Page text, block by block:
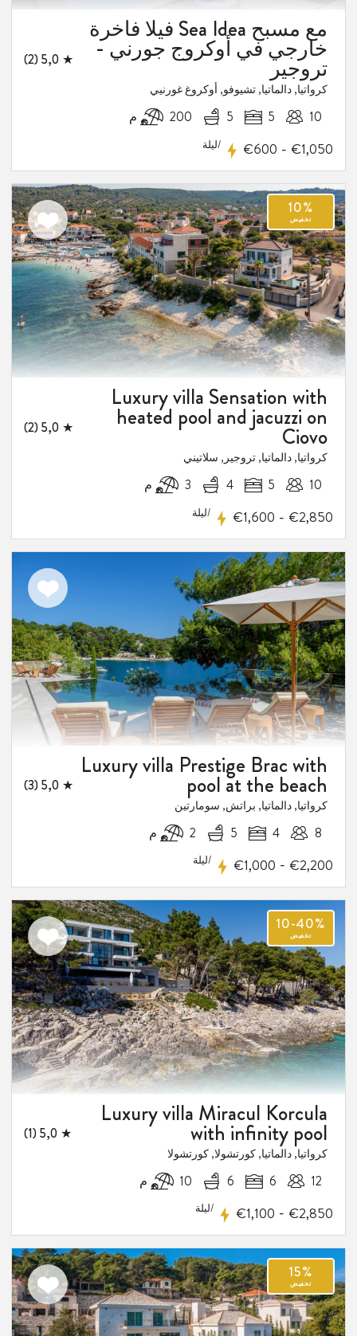
فيلا فاخرة Sea Idea مع مسبح
خارجي في أوكروج جورني -
تروجير ★ 5,0 (2)
كرواتيا, دالماتيا, تشيوفو, أوكروغ غورنيي
10
5
5 200 م
€600 - €1,050 /ليلة
اضف
الى
المفضلة
Luxury villa Sensation with
heated pool and jacuzzi on
Ciovo
★ 5,0 (2)
كرواتيا, دالماتيا, تروجير, سلاتيني
10
5
4 3 م
€1,600 - €2,850 /ليلة
المفضلة
Luxury villa Prestige Brac with
pool at the beach
★ 5,0 (3)
كرواتيا, دالماتيا, براتش, سومارتين
8
4
5 2 م
€1,000 - €2,200 /ليلة
اضف
الى
المفضلة
Luxury villa Miracul Korcula
with infinity pool
★ 5,0 (1)
كرواتيا, دالماتيا, كورتشولا, كورتشولا
12
6
6 10 م
€1,100 - €2,850 /ليلة
اضف
الى
المفضلة